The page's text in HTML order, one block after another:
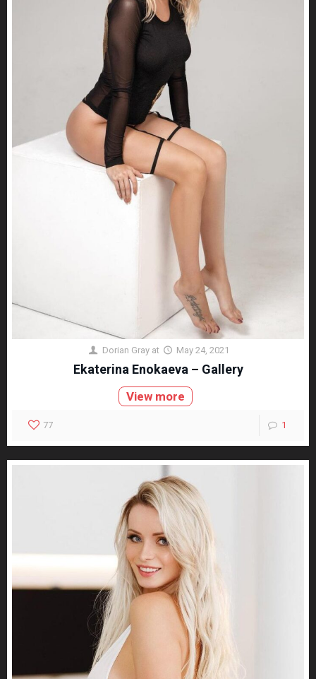
Dorian Gray at May 24, 2021
Ekaterina Enokaeva – Gallery
View more
77 1